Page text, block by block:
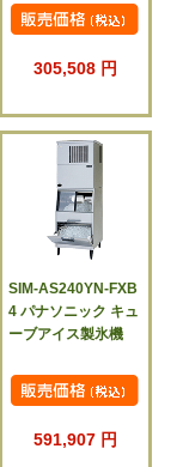
305,508 円
SIM-AS240YN-FXB
4 パナソニック キュ
ーブアイス製氷機
591,907 円